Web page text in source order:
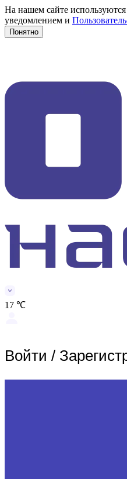
На нашем сайте
уведомлением и
Понятно
17 ℃
Войти /